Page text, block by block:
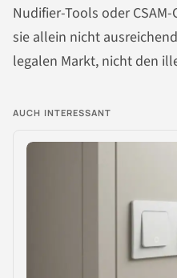
Nudifier-Tools oder
sie allein nicht
legalen Markt, nicht den
AUCH INTERESSANT